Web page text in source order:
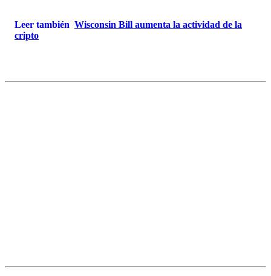
Leer también Wisconsin Bill aumenta la actividad de la
cripto